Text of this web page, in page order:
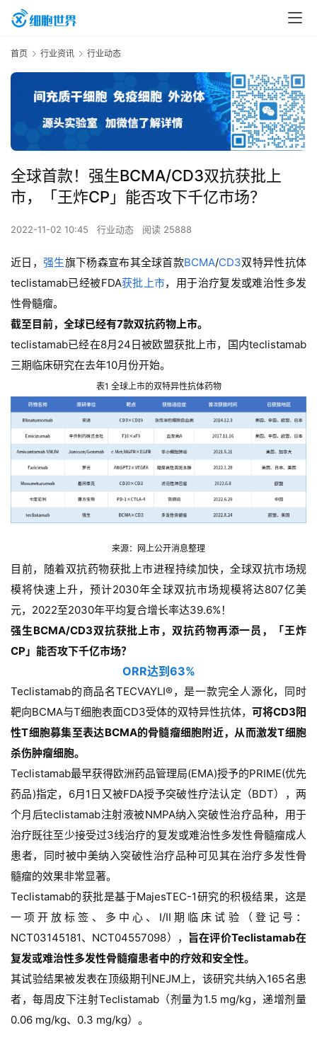
首页 行业资讯 行业动态
全球首款！强生BCMA/CD3双抗获批上
市，「王炸CP」能否攻下千亿市场？
2022-11-02 10:45 行业动态 阅读 25888
近日， 强生旗下杨森宣布其全球首款BCMA/CD3双特异性抗体
teclistamab已经被FDA获批上市，用于治疗复发或难治性多发
性骨髓瘤。
截至目前，全球已经有7款双抗药物上市。
teclistamab已经在8月24日被欧盟获批上市，国内teclistamab
三期临床研究在去年10月份开始。
表1 全球上市的双特异性抗体药物
来源：网上公开消息整理
目前，随着双抗药物获批上市进程持续加快，全球双抗市场规
模将快速上升，预计2030年全球双抗市场规模将达807亿美
元，2022至2030年平均复合增长率达39.6%！
强生BCMA/CD3双抗获批上市，双抗药物再添一员，「王炸
CP」能否攻下千亿市场？
ORR达到63%
Teclistamab的商品名TECVAYLI®，是一款完全人源化，同时
靶向BCMA与T细胞表面CD3受体的双特异性抗体， 可将CD3阳
性T细胞募集至表达BCMA的骨髓瘤细胞附近，从而激发T细胞
杀伤肿瘤细胞。
Teclistamab最早获得欧洲药品管理局(EMA)授予的PRIME(优先
药品)指定，6月1日又被FDA授予突破性疗法认定（BDT），两
个月后teclistamab注射液被NMPA纳入突破性治疗品种，用于
治疗既往至少接受过3线治疗的复发或难治性多发性骨髓瘤成人
患者，同时被中美纳入突破性治疗品种可见其在治疗多发性骨
髓瘤的效果非常显著。
Teclistamab的获批是基于MajesTEC-1研究的积极结果，这是
一项开放标签、多中心、I/II期临床试验（登记号：
NCT03145181、NCT04557098），
旨在评价Teclistamab在
复发或难治性多发性骨髓瘤患者中的疗效和安全性。
其试验结果被发表在顶级期刊NEJM上，该研究共纳入165名患
者，每周皮下注射Teclistamab（剂量为1.5 mg/kg，递增剂量
0.06 mg/kg、0.3 mg/kg）。